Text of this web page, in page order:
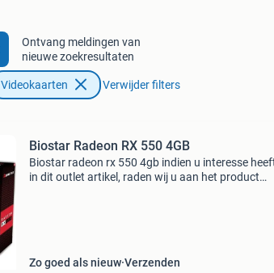
Ontvang meldingen van
nieuwe zoekresultaten
Videokaarten Verwijder filters
Biostar Radeon RX 550 4GB
Biostar radeon rx 550 4gb indien u interesse
in dit outlet artikel, raden wij u aan het product
Zo goed als nieuw Verzenden